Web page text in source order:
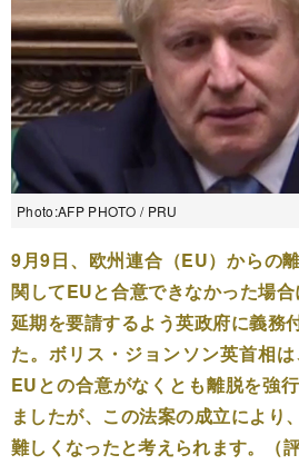
Photo:AFP PHOTO / PRU
9月9日、欧州連合（EU）からの
関してEUと合意できなかった場
延期を要請するよう英政府に義務
た。ボリス・ジョンソン英首相
EUとの合意がなくとも離脱を強
ましたが、この法案の成立により
難しくなったと考えられます。（